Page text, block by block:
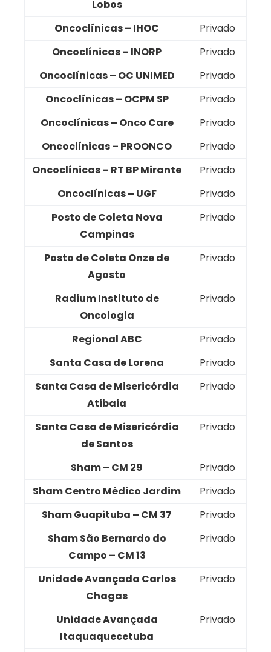
Lobos
Oncoclínicas – IHOC
Privado
Oncoclínicas – INORP
Privado
Oncoclínicas – OC UNIMED
Privado
Oncoclínicas – OCPM SP
Privado
Oncoclínicas – Onco Care
Privado
Oncoclínicas – PROONCO
Privado
Oncoclínicas – RT BP Mirante
Privado
Oncoclínicas – UGF
Privado
Posto de Coleta Nova
Campinas
Privado
Posto de Coleta Onze de
Agosto
Privado
Radium Instituto de
Oncologia
Privado
Regional ABC
Privado
Santa Casa de Lorena
Privado
Santa Casa de Misericórdia
Atibaia
Privado
Santa Casa de Misericórdia
de Santos
Privado
Sham – CM 29
Privado
Sham Centro Médico Jardim
Privado
Sham Guapituba – CM 37
Privado
Sham São Bernardo do
Campo – CM 13
Privado
Unidade Avançada Carlos
Chagas
Privado
Unidade Avançada
Itaquaquecetuba
Privado